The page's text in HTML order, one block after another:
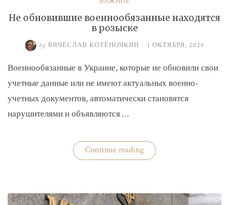
Не обновившие военнообязанные находятся
в розыске
by ВЯЧЕСЛАВ КОТЁНОЧКИН / 1 ОКТЯБРЯ, 2024
Военнообязанные в Украине, которые не обновили свои
учетные данные или не имеют актуальных военно-
учетных документов, автоматически становятся
нарушителями и объявляются …
Continue reading«Не
обновившие
розыске»